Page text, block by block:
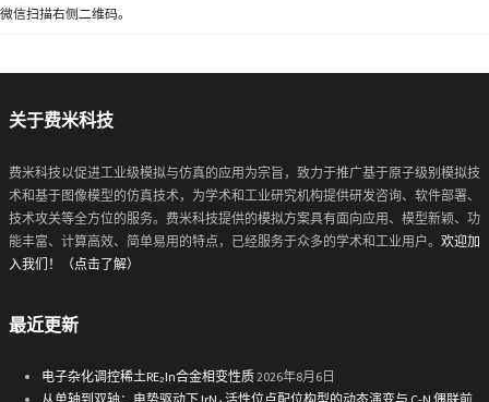
微信扫描右侧二维码。
关于费米科技
费米科技以促进工业级模拟与仿真的应用为宗旨，致力于推广基于原子级别模拟技
术和基于图像模型的仿真技术，为学术和工业研究机构提供研发咨询、软件部署、
技术攻关等全方位的服务。费米科技提供的模拟方案具有面向应用、模型新颖、功
能丰富、计算高效、简单易用的特点，已经服务于众多的学术和工业用户。 欢迎加
入我们！（点击了解）
最近更新
电子杂化调控稀土RE₂In合金相变性质2026年8月6日